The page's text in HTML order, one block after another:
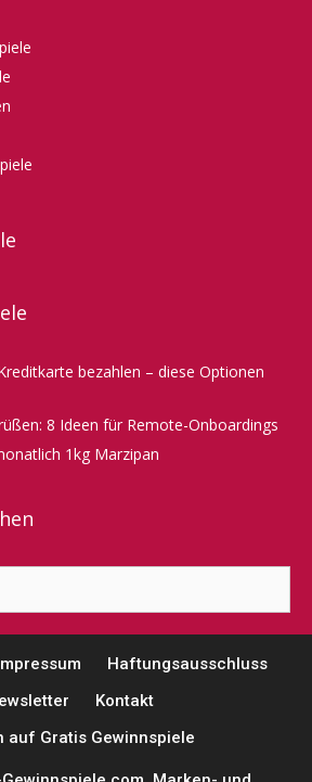
bezahlen – diese Optionen
8 Ideen für Remote-Onboardings
1kg Marzipan
Haftungsausschluss
Kontakt
auf Gratis Gewinnspiele